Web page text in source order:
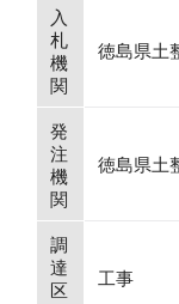
入
札
機
関
徳島県土
発
注
機
関
徳島県土
調
達
区
工事